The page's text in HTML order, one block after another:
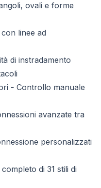
ovali e forme
linee ad
di instradamento
- Controllo manuale
avanzate tra
personalizzati
di 31 stili di